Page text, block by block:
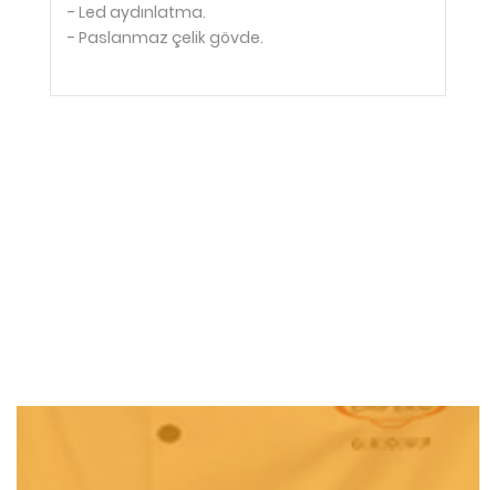
- Led aydınlatma.
- Paslanmaz çelik gövde.